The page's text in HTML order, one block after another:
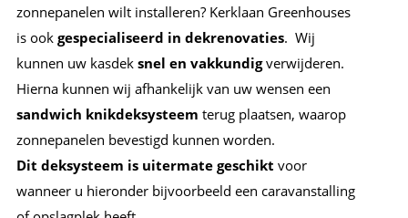
zonnepanelen wilt installeren? Kerklaan Greenhouses
is ook gespecialiseerd in dekrenovaties. Wij
kunnen uw kasdek snel en vakkundigverwijderen.
Hierna kunnen wij afhankelijk van uw wensen een
sandwich knikdeksysteem terug plaatsen, waarop
zonnepanelen bevestigd kunnen worden.
Dit deksysteem is uitermate geschikt voor
wanneer u hieronder bijvoorbeeld een caravanstalling